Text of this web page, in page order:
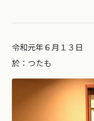
令和元年６月１３日
於：つたも